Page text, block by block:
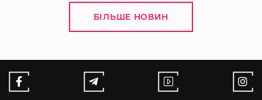
БІЛЬШЕ НОВИН